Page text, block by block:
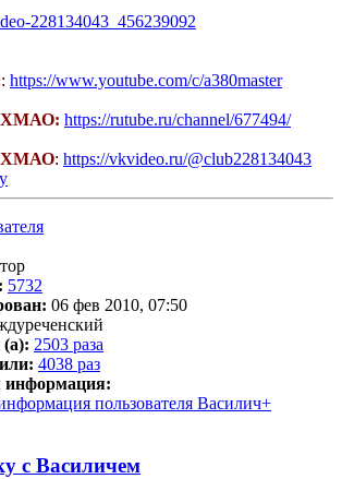
228134043_456239092
: https://www.youtube.com/c/a380master
ХМАО: https://rutube.ru/channel/677494/
ХМАО: https://vkvideo.ru/@club228134043
5732
06 фев 2010, 07:50
(а): 2503 раза
4038 раз
информация:
пользователя Василич+
с Василичем